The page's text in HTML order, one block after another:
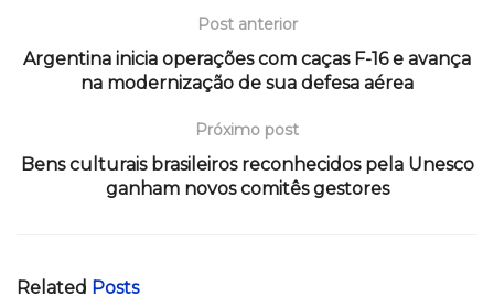
Post anterior
Argentina inicia operações com caças F-16 e avança
na modernização de sua defesa aérea
Próximo post
Bens culturais brasileiros reconhecidos pela Unesco
ganham novos comitês gestores
Related Posts